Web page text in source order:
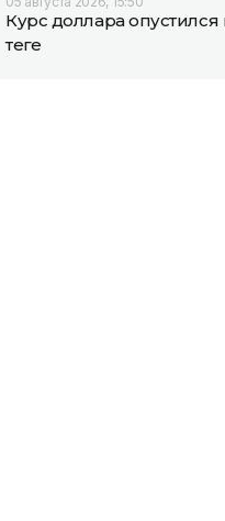
Курс доллара
теңге